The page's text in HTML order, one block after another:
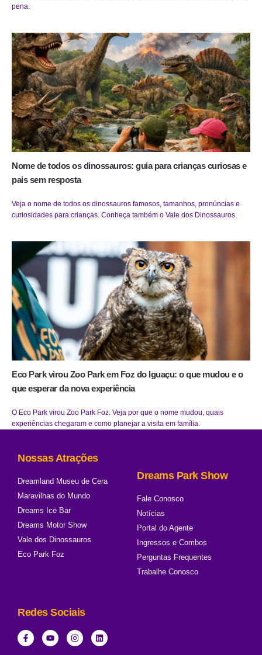
pena.
Nome de todos os dinossauros: guia para crianças curiosas e
pais sem resposta
Veja o nome de todos os dinossauros famosos, tamanhos, pronúncias e
curiosidades para crianças. Conheça também o Vale dos Dinossauros.
Eco Park virou Zoo Park em Foz do Iguaçu: o que mudou e o
que esperar da nova experiência
O Eco Park virou Zoo Park Foz. Veja por que o nome mudou, quais
experiências chegaram e como planejar a visita em família.
Nossas Atrações
Dreamland Museu de Cera
Maravilhas do Mundo
Dreams Ice Bar
Dreams Motor Show
Vale dos Dinossauros
Eco Park Foz
Dreams Park Show
Fale Conosco
Notícias
Portal do Agente
Ingressos e Combos
Perguntas Frequentes
Trabalhe Conosco
Redes Sociais